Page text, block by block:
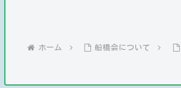
ホーム 船橋会について